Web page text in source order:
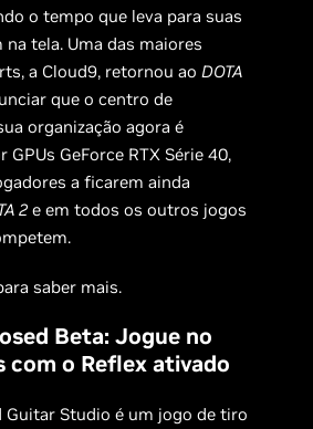
o tempo que leva para suas
tela. Uma das maiores
a Cloud9, retornou ao DOTA
que o centro de
organização agora é
GeForce RTX Série 40,
a ficarem ainda
2 e em todos os outros jogos
saber mais.
Beta: Jogue no
com o Reflex ativado
Guitar Studio é um jogo de tiro